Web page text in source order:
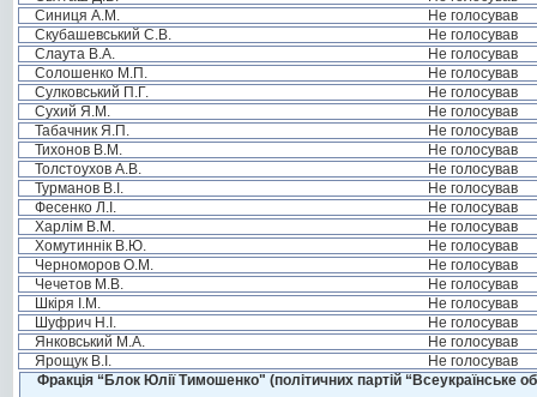
Синиця А.М.
Не голосував
Скубашевський С.В.
Не голосував
Слаута В.А.
Не голосував
Солошенко М.П.
Не голосував
Сулковський П.Г.
Не голосував
Сухий Я.М.
Не голосував
Табачник Я.П.
Не голосував
Тихонов В.М.
Не голосував
Толстоухов А.В.
Не голосував
Турманов В.І.
Не голосував
Фесенко Л.І.
Не голосував
Харлім В.М.
Не голосував
Хомутиннік В.Ю.
Не голосував
Черноморов О.М.
Не голосував
Чечетов М.В.
Не голосував
Шкіря І.М.
Не голосував
Шуфрич Н.І.
Не голосував
Янковський М.А.
Не голосував
Ярощук В.І.
Не голосував
Фракція “Блок Юлії Тимошенко" (політичних партій “Всеукраїнське